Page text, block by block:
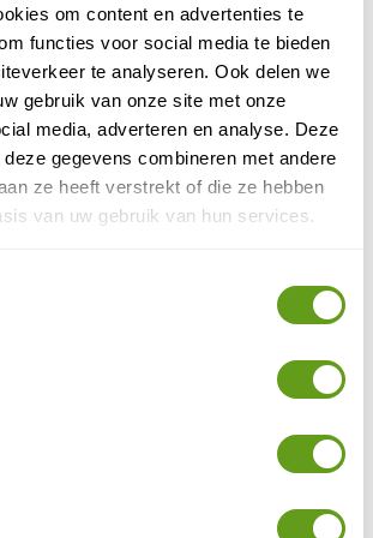
om content en advertenties te
functies voor social media te bieden
te analyseren. Ook delen we
gebruik van onze site met onze
media, adverteren en analyse. Deze
gegevens combineren met andere
ze heeft verstrekt of die ze hebben
van uw gebruik van hun services.
Gelegen op prachtige plekken!
Voor ieder wat wils.
BEKIJK
- Gozo Coastal Trail
reis
Wandel heel Gozo rond in een week.
Wandelreis vangemiddelde moeilijkheid .
Boek trein, bus, veerboot, vlucht en transfers.